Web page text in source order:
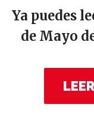
Ya puedes
de Mayo